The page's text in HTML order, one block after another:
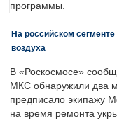
программы.
На российском
воздуха
В «Роскосмосе»
МКС обнаружили два
предписало экипажу
на время ремонта